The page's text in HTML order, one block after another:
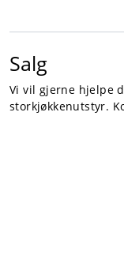
Salg
Vi vil gjerne hjelpe
storkjøkkenutstyr.